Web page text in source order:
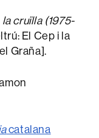
cruïlla (1975-
El Cep i la
Graña].
catalana